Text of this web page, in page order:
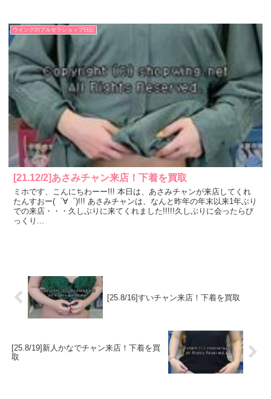
ウイングのブルセラショップ日記
[21.12/2]あさみチャン来店！下着を買取
ミホです、こんにちわーー!!! 本日は、あさみチャンが来店してくれ
たんすおー(゜∀゜)!!! あさみチャンは、なんと昨年の年末以来1年ぶり
での来店・・・久しぶりに来てくれました!!!!!久しぶりに会ったらび
っくり...
[25.8/16]すいチャン来店！下着を買取
[25.8/19]新人かなでチャン来店！下着を買
取